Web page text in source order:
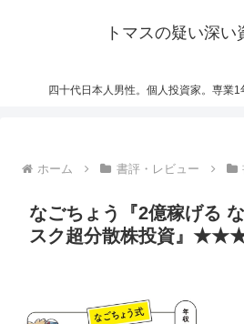
トマスの疑い深い
四十代日本人男性。個人投資家。専業1
ホーム 書評・レビュー
なごちょう『2億稼げる
スク超分散株投資』